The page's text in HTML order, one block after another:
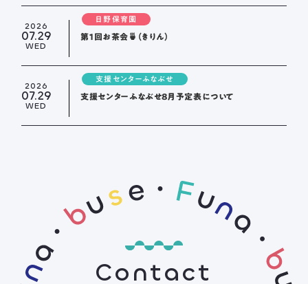
2026
07.29
WED
日野保育園
第１回お茶会🍵（きりん）
2026
07.29
WED
支援センターふなぶせ
支援センターふなぶせ8月予定表について
Contact